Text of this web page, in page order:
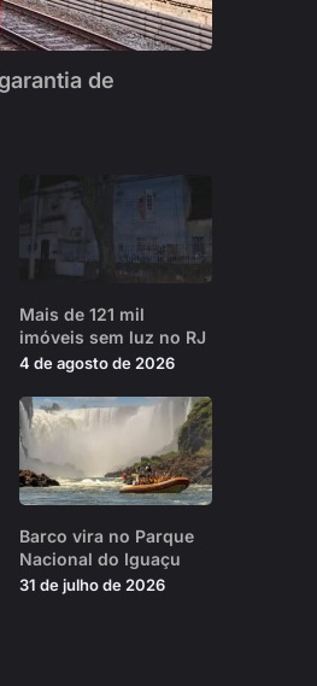
de
Mais de 121 mil
imóveis sem luz no RJ
4 de agosto de 2026
Barco vira no Parque
Nacional do Iguaçu
31 de julho de 2026